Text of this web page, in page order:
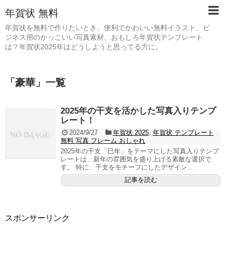
年賀状 無料
年賀状を無料で作りたいとき。便利でかわいい無料イラスト、ビ
ジネス用のかっこいい写真素材、おもしろ年賀状テンプレート
は？年賀状2025年はどうしようと思ってる方に。
「 豪華 」 一覧
2025年の干支を活かした写真入りテンプ
レート！
2024/9/27 年賀状 2025, 年賀状 テンプレート
無料 写真 フレーム おしゃれ
2025年の干支「巳年」をテーマにした写真入りテンプ
レートは、新年の雰囲気を盛り上げる素敵な選択で
す。 特に、干支をモチーフにしたデザイン...
記事を読む
スポンサーリンク